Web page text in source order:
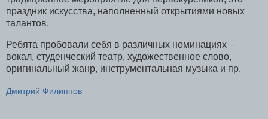
праздник искусства, наполненный открытиями новых
талантов.
Ребята пробовали себя в различных номинациях –
вокал, студенческий театр, художественное слово,
оригинальный жанр, инструментальная музыка и пр.
Дмитрий Филиппов